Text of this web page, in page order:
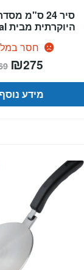
היוקרתית מבית foodapeal
חסר
המחיר
המקורי
היה:
₪569.
₪275
הוא:
מידע נוסף